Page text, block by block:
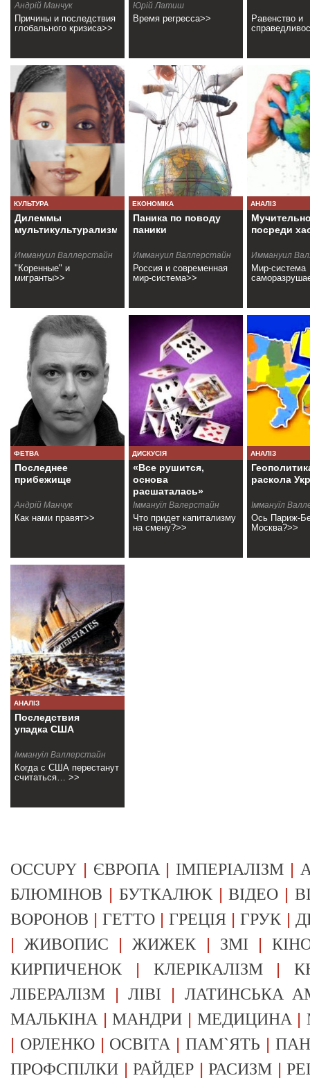
Андрій Манчук
Причины и последствия
глобального кризиса>>
Юрій Латиш
Время регресса>>
Равенство и
КУЛЬТУРА
Дилеммы
мультикультурализма
Иммануил Валлерстайн
"Коренные" и
мигранты>>
ЕКОНОМІКА
Паника по поводу
паники
Иммануил Валлерстайн
Россия и современная
мир-система>>
АНАЛІЗ
посреди
Иммануил
Мир-система
ФЕТВА
Последнее
прибежище
Андрiй Манчук
Как нами правят>>
ДИСКУСІЯ
«Все рушится,
основа
расшаталась»
Iммануїл Валерстайн
Что придет капитализму
на смену?>>
АНАЛІЗ
раскола
Iммануїл
Ось Париж-
Москва?>>
АНАЛІЗ
Последствия
упадка США
Іммануіл Валлерстайн
Когда с США перестанут
считаться… >>
OCCUPY | ЄВРОПА | ІМПЕРІАЛІЗМ |
БЛЮМІНОВ | БУТКАЛЮК|ВІДЕО |
ВОРОНОВ |ГЕТТО |ГРЕЦІЯ |ГРУК |
|ЖИВОПИС |ЖИЖЕК | ЗМІ |
КИРПИЧЕНОК | КЛЕРІКАЛІЗМ|
ЛІБЕРАЛІЗМ |ЛІВІ | ЛАТИНСЬКА
МАЛЬКІНА |МАНДРИ | МЕДИЦИНА |
| ОРЛЕНКО| ОСВІТА |ПАМ`ЯТЬ |
ПРОФСПІЛКИ |РАЙДЕР |РАСИЗМ |